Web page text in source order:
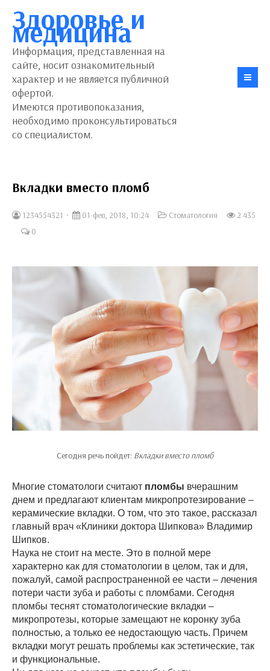
Здоровье и
медицина
Информация, представленная на
сайте, носит ознакомительный
характер и не является публичной
офертой.
Имеются противопоказания,
необходимо проконсультироваться
со специалистом.
Вкладки вместо пломб
1234554321 01-фев, 2018, 10:24 Стоматология
2 435
0
Сегодня речь пойдет: Вкладки вместо пломб
Многие стоматологи считают пломбы вчерашним
днем и предлагают клиентам микропротезирование –
керамические вкладки. О том, что это такое, рассказал
главный врач «Клиники доктора Шипкова» Владимир
Шипков.
Наука не стоит на месте. Это в полной мере
характерно как для стоматологии в целом, так и для,
пожалуй, самой распространенной ее части – лечения
потери части зуба и работы с пломбами. Сегодня
пломбы теснят стоматологические вкладки –
микропротезы, которые замещают не коронку зуба
полностью, а только ее недостающую часть. Причем
вкладки могут решать проблемы как эстетические, так
и функциональные.